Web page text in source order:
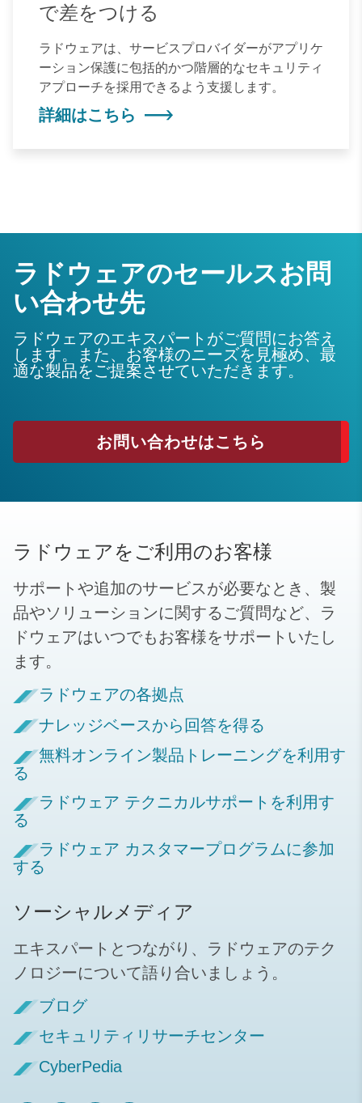
で差をつける
ラドウェアは、サービスプロバイダーがアプリケ
ーション保護に包括的かつ階層的なセキュリティ
アプローチを採用できるよう支援します。
詳細はこちら
ラドウェアのセールスお問
い合わせ先
ラドウェアのエキスパートがご質問にお答え
します。また、お客様のニーズを見極め、最
適な製品をご提案させていただきます。
お問い合わせはこちら
ラドウェアをご利用のお客様
サポートや追加のサービスが必要なとき、製
品やソリューションに関するご質問など、ラ
ドウェアはいつでもお客様をサポートいたし
ます。
ラドウェアの各拠点
ナレッジベースから回答を得る
無料オンライン製品トレーニングを利用す
る
ラドウェア テクニカルサポートを利用す
る
ラドウェア カスタマープログラムに参加
する
ソーシャルメディア
エキスパートとつながり、ラドウェアのテク
ノロジーについて語り合いましょう。
ブログ
セキュリティリサーチセンター
CyberPedia